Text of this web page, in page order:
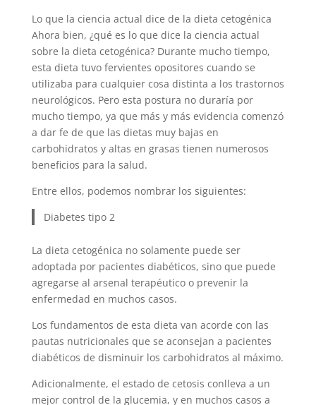
Lo que la ciencia actual dice de la dieta cetogénica
Ahora bien, ¿qué es lo que dice la ciencia actual
sobre la dieta cetogénica? Durante mucho tiempo,
esta dieta tuvo fervientes opositores cuando se
utilizaba para cualquier cosa distinta a los trastornos
neurológicos. Pero esta postura no duraría por
mucho tiempo, ya que más y más evidencia comenzó
a dar fe de que las dietas muy bajas en
carbohidratos y altas en grasas tienen numerosos
beneficios para la salud.
Entre ellos, podemos nombrar los siguientes:
Diabetes tipo 2
La dieta cetogénica no solamente puede ser
adoptada por pacientes diabéticos, sino que puede
agregarse al arsenal terapéutico o prevenir la
enfermedad en muchos casos.
Los fundamentos de esta dieta van acorde con las
pautas nutricionales que se aconsejan a pacientes
diabéticos de disminuir los carbohidratos al máximo.
Adicionalmente, el estado de cetosis conlleva a un
mejor control de la glucemia, y en muchos casos a